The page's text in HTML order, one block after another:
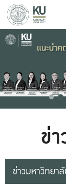
ข่
ข่าวมหาวิทยา